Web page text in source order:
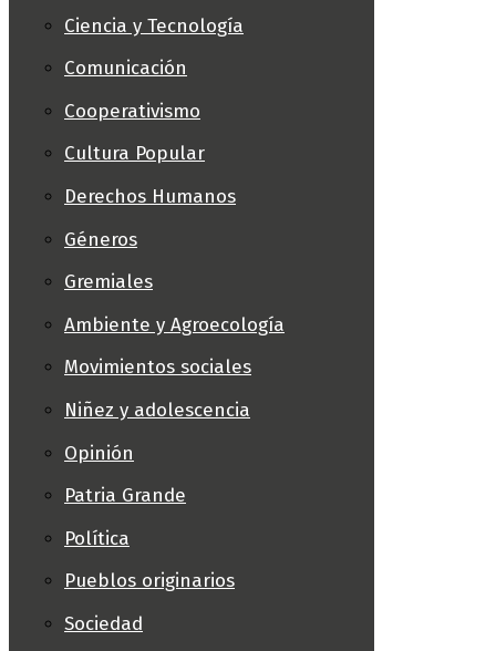
Ciencia y Tecnología
Comunicación
Cooperativismo
Cultura Popular
Derechos Humanos
Géneros
Gremiales
Ambiente y Agroecología
Movimientos sociales
Niñez y adolescencia
Opinión
Patria Grande
Política
Pueblos originarios
Sociedad